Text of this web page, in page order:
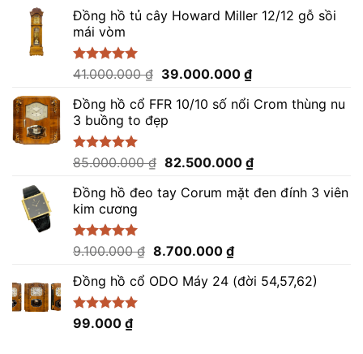
Đồng hồ tủ cây Howard Miller 12/12 gỗ sồi
mái vòm
Được xếp
5 sao
41.000.000₫ Giá
là:
41.000.000 ₫.
39.000.000 ₫Giá
tại
Đồng hồ cổ FFR 10/10 số nổi Crom thùng nu
3 buồng to đẹp
Được xếp
5 sao
85.000.000₫ Giá
là:
82.500.000 ₫Giá
tại
Đồng hồ đeo tay Corum mặt đen đính 3 viên
kim cương
Được xếp
5 sao
9.100.000₫ Giá
là:
8.700.000 ₫Giá
tại
Đồng hồ cổ ODO Máy 24 (đời 54,57,62)
Được xếp
5.00
99.000 ₫